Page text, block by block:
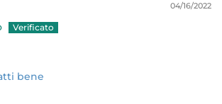
04/16/2022
bene